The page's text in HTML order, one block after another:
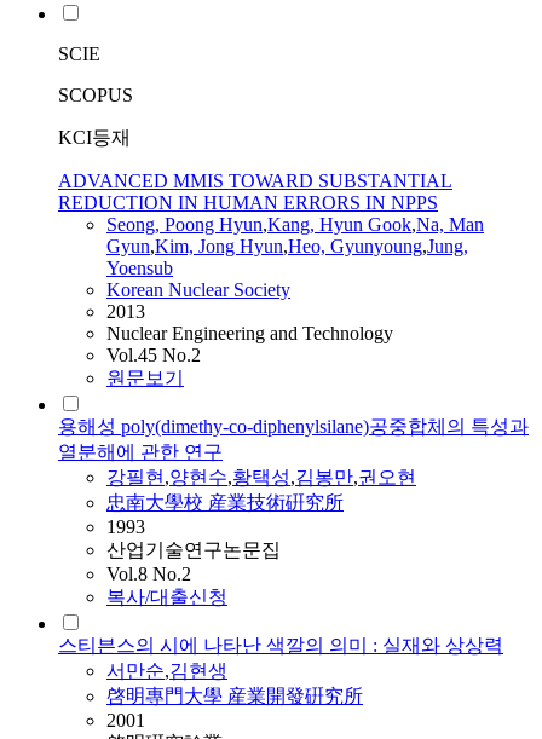
SCIE
SCOPUS
KCI등재
ADVANCED MMIS TOWARD SUBSTANTIAL
REDUCTION IN HUMAN ERRORS IN NPPS
Seong, Poong Hyun,Kang, Hyun Gook,Na, Man
Gyun,Kim, Jong Hyun,Heo, Gyunyoung,Jung,
Yoensub
Korean Nuclear Society
2013
Nuclear Engineering and Technology
Vol.45 No.2
원문보기
용해성 poly(dimethy-co-diphenylsilane)공중합체의 특성과
열분해에 관한 연구
강필현,양현수,황택성,김봉만,권오현
忠南大學校 産業技術硏究所
1993
산업기술연구논문집
Vol.8 No.2
복사/대출신청
스티븐스의 시에 나타난 색깔의 의미 : 실재와 상상력
서만순,김현생
啓明專門大學 産業開發硏究所
2001